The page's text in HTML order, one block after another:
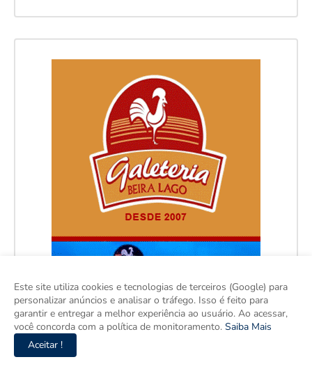
Este site utiliza cookies e tecnologias de terceiros (Google) para
personalizar anúncios e analisar o tráfego. Isso é feito para
garantir e entregar a melhor experiência ao usuário. Ao acessar,
você concorda com a política de monitoramento. Saiba Mais
Aceitar !